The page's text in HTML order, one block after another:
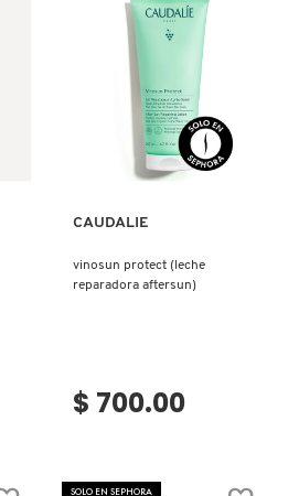
Ver más
CAUDALIE
vinosun protect (leche
reparadora aftersun)
$ 700.00
SOLO EN SEPHORA